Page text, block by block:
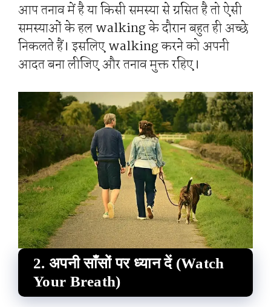
आप तनाव में है या किसी समस्या से ग्रसित है तो ऐसी
समस्याओं के हल walking के दौरान बहुत ही अच्छे
निकलते हैं। इसलिए walking करने को अपनी
आदत बना लीजिए और तनाव मुक्त रहिए।
2. अपनी साँसों पर ध्यान दें (Watch
Your Breath)